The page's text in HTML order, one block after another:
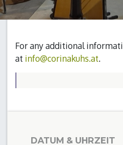
For any additional
at info@corinakuhs.at.
DATUM & UHRZEIT